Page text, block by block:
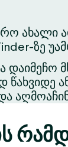
ახალი
ზე
დაიმეჩო